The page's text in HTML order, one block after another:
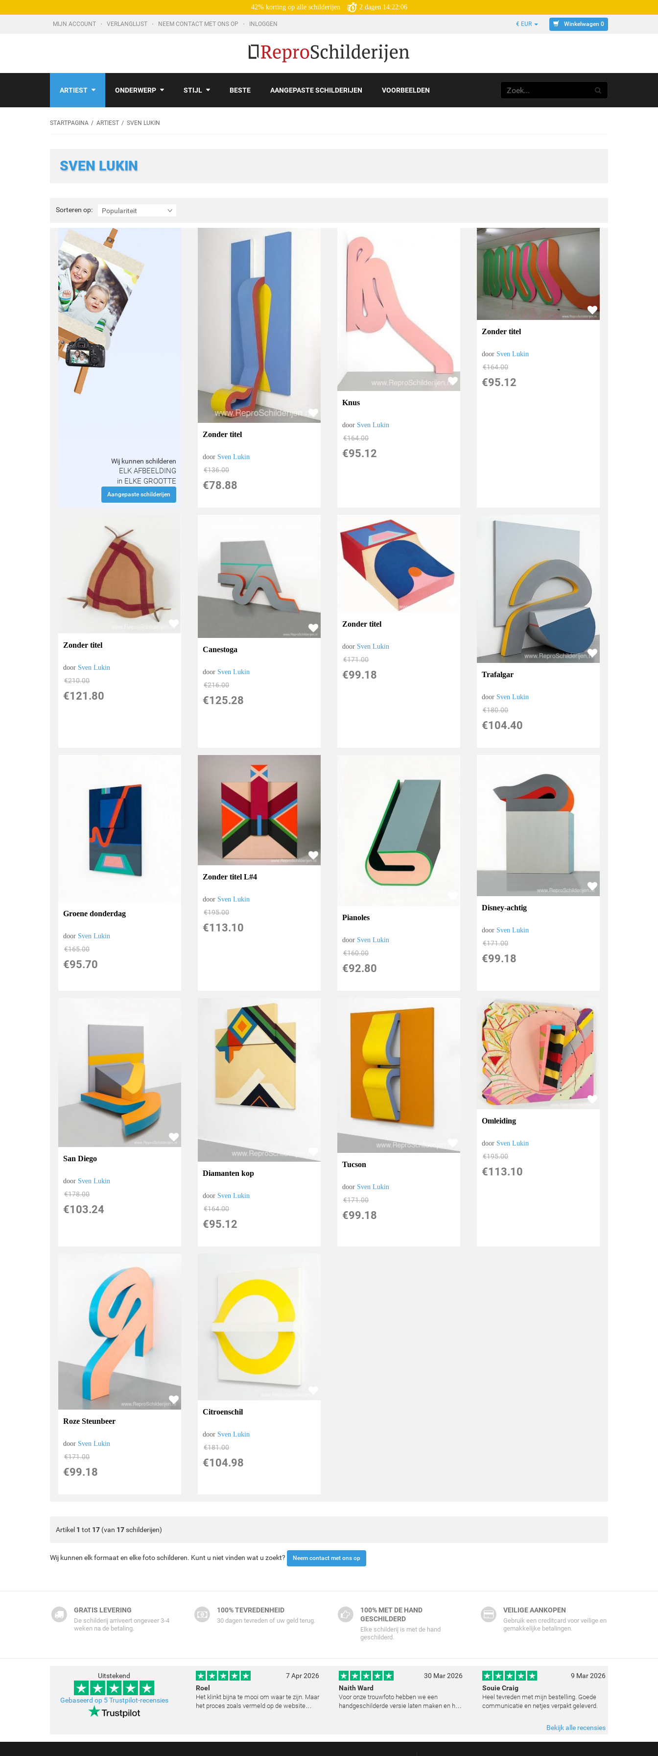
42% korting op alle schilderijen 2 dagen 14:22:05
MIJN ACCOUNT VERLANGLIJST NEEM CONTACT MET ONS OP INLOGGEN € EUR Winkelwagen 0
ARTIEST ONDERWERP STIJL BESTE AANGEPASTE SCHILDERIJEN VOORBEELDEN
STARTPAGINA ARTIEST SVEN LUKIN
SVEN LUKIN
Sorteren op: Populariteit
Sorteren
op:
Wij kunnen schilderen
ELK AFBEELDING
in ELKE GROOTTE
Aangepaste schilderijen
Zonder titel
door Sven Lukin
€136.00
€78.88
Knus
door Sven Lukin
€164.00
€95.12
Zonder titel
door Sven Lukin
€164.00
€95.12
Zonder titel
door Sven Lukin
€210.00
€121.80
Canestoga
door Sven Lukin
€216.00
€125.28
Zonder titel
door Sven Lukin
€171.00
€99.18 Trafalgar
door Sven Lukin
€180.00
€104.40
Groene donderdag
door Sven Lukin
€165.00
€95.70
Zonder titel L#4
door Sven Lukin
€195.00
€113.10
Pianoles
door Sven Lukin
€160.00
€92.80
Disney-achtig
door Sven Lukin
€171.00
€99.18
San Diego
door Sven Lukin
€178.00
€103.24
Diamanten kop
door Sven Lukin
€164.00
€95.12
Tucson
door Sven Lukin
€171.00
€99.18
Omleiding
door Sven Lukin
€195.00
€113.10
Roze Steunbeer
door Sven Lukin
€171.00
€99.18
Citroenschil
door Sven Lukin
€181.00
€104.98
Artikel 1 tot 17 (van 17schilderijen)
Wij kunnen elk formaat en elke foto schilderen. Kunt u niet vinden wat u zoekt? Neem contact met ons op
GRATIS LEVERING
De schilderij arriveert ongeveer 3-4
weken na de betaling.
100% TEVREDENHEID
30 dagen tevreden of uw geld terug.
100% MET DE HAND
GESCHILDERD
Elke schilderij is met de hand
geschilderd.
VEILIGE AANKOPEN
Gebruik een creditcard voor veilige en
gemakkelijke betalingen.
Uitstekend
Gebaseerd op 5 Trustpilot-recensies
7 Apr 2026
Roel
Het klinkt bijna te mooi om waar te zijn. Maar
het proces zoals vermeld op de website
30 Mar 2026
Naith Ward
Voor onze trouwfoto hebben we een
handgeschilderde versie laten maken en het
de lic
9 Mar 2026
Souie Craig
Heel tevreden met mijn bestelling. Goede
communicatie en netjes verpakt geleverd.
Bekijk alle recensies